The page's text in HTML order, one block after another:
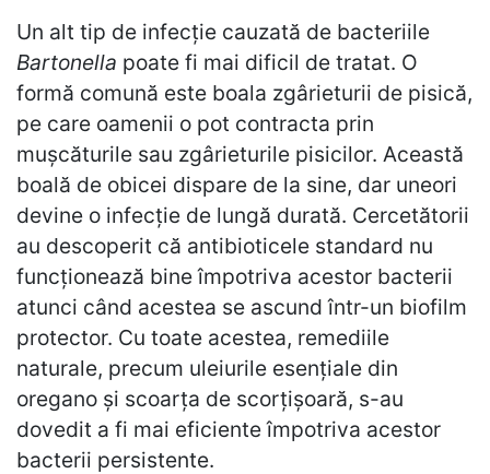
Un alt tip de infecție cauzată de bacteriile
Bartonella poate fi mai dificil de tratat. O
formă comună este boala zgârieturii de pisică,
pe care oamenii o pot contracta prin
mușcăturile sau zgârieturile pisicilor. Această
boală de obicei dispare de la sine, dar uneori
devine o infecție de lungă durată. Cercetătorii
au descoperit că antibioticele standard nu
funcționează bine împotriva acestor bacterii
atunci când acestea se ascund într-un biofilm
protector. Cu toate acestea, remediile
naturale, precum uleiurile esențiale din
oregano și scoarța de scorțișoară, s-au
dovedit a fi mai eficiente împotriva acestor
bacterii persistente.